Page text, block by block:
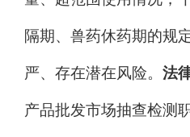
隔期、兽药休药期的规
严、存在潜在风险。 法
产品批发市场抽查检测